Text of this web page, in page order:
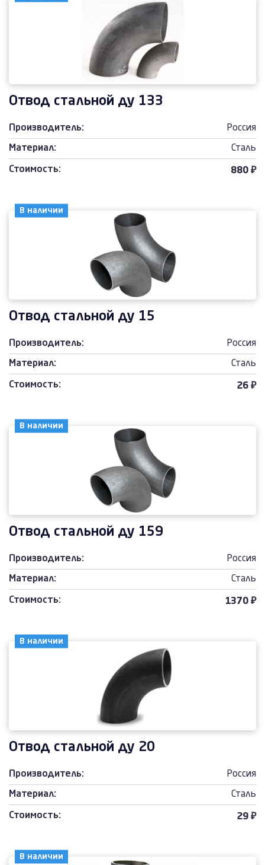
Отвод стальной ду 133
Производитель: Россия
Материал: Сталь
Стоимость: 880 ₽
В наличии
Отвод стальной ду 15
Производитель: Россия
Материал: Сталь
Стоимость: 26 ₽
В наличии
Отвод стальной ду 159
Производитель: Россия
Материал: Сталь
Стоимость: 1370 ₽
В наличии
Отвод стальной ду 20
Производитель: Россия
Материал: Сталь
Стоимость: 29 ₽
В наличии